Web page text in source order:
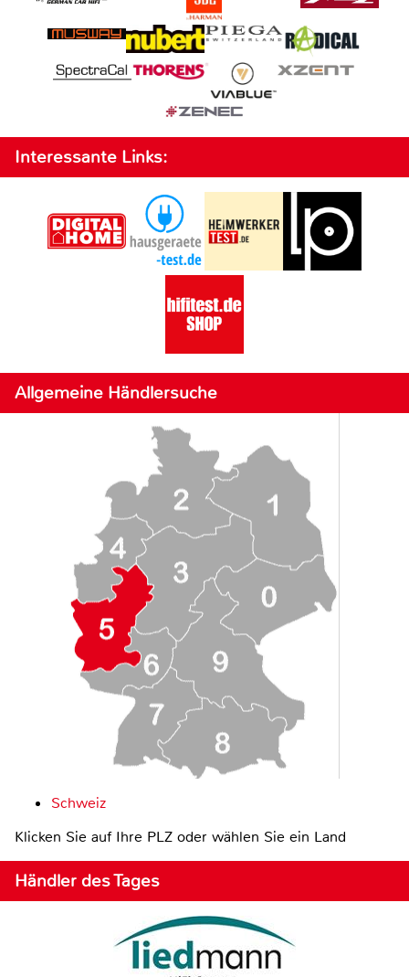
Interessante Links:
Allgemeine Händlersuche
Schweiz
Klicken Sie auf Ihre PLZ oder wählen Sie ein Land
Händler des Tages